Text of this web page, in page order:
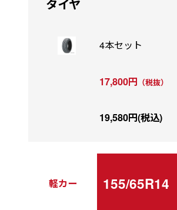
タイヤ
4本セット
17,800円 （税抜）
19,580円(税込)
軽カー 155/65R14